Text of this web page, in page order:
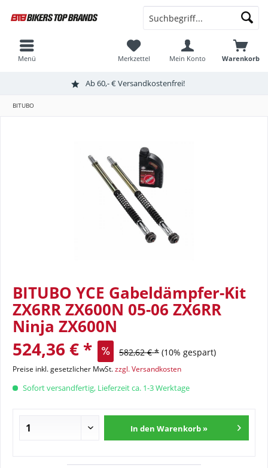
Ab 60,- € Versandkostenfrei!
Warenkorb
Merkzettel Mein Konto
Menü
BITUBO
BITUBO YCE Gabeldämpfer-Kit
ZX6RR ZX600N 05-06 ZX6RR
Ninja ZX600N
524,36 € * 582,62 € * (10% gespart)
Preise inkl. gesetzlicher MwSt.zzgl. Versandkosten
Sofort versandfertig, Lieferzeit ca. 1-3 Werktage
In den Warenkorb »